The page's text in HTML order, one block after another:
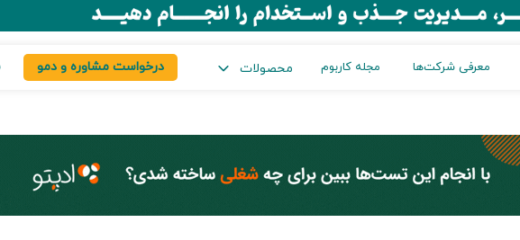
معرفی شرکت‌ها مجله کاربوم محصولات درخواست مشاوره و دمو